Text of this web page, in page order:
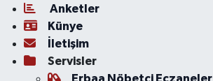
Anketler
Künye
İletişim
Servisler